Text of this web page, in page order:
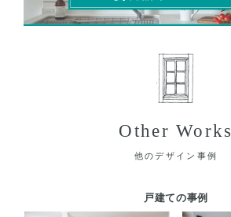
Other Works
他のデザイン事例
戸建ての事例